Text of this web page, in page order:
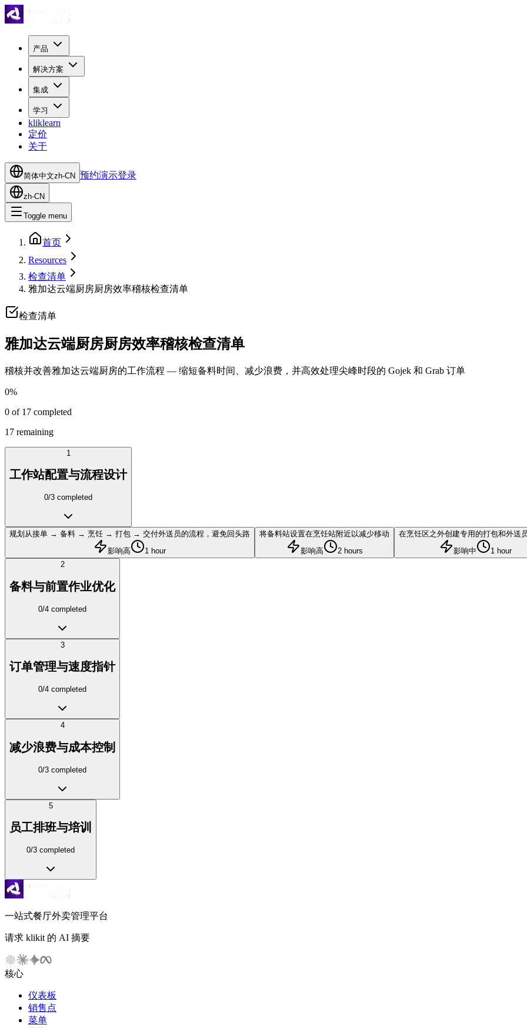
产品
解决方案
集成
学习
kliklearn
定价
关于
简体中文zh-CN 预约演示登录
zh-CN
Toggle menu
首页
Resources
检查清单
雅加达云端厨房厨房效率稽核检查清单
检查清单
雅加达云端厨房厨房效率稽核检查清单
稽核并改善雅加达云端厨房的工作流程 — 缩短备料时间、减少浪费，并高效处理尖峰时段的 Gojek 和 Grab 订单
0%
0 of 17 completed
17 remaining
1
工作站配置与流程设计
0/3 completed
规划从接单 → 备料 → 烹饪 → 打包 → 交付外送员的流程，避免回头路
影响高
1 hour
将备料站设置在烹饪站附近以减少移动
影响高
2 hours
在烹饪区之外创建专用的打包和外送
影响中
1 hour
2
备料与前置作业优化
0/4 completed
3
订单管理与速度指针
0/4 completed
4
减少浪费与成本控制
0/3 completed
5
员工排班与培训
0/3 completed
一站式餐厅外卖管理平台
请求 klikit 的 AI 摘要
核心
仪表板
销售点
菜单